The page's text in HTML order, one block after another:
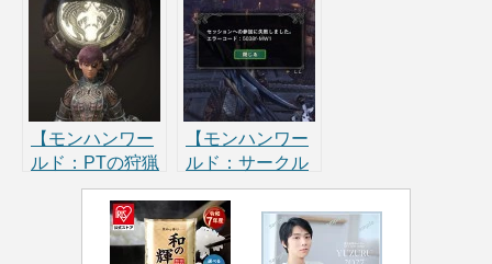
証】「ステータ
ス・回復・粉
塵・エキス・猟
虫ボーナス」オ
ススメ猟虫を探
せ！
作方法とコツ】
ジャンプ攻撃・
特殊アクショ
ン・オススメス
キル紹介！
【モンハンワー
ルド：PTの狩猟
笛が強い理由(徹
底検証)】オスス
メの旋律・武
器・装備・スキ
【モンハンワー
ルド：サークル
集会所入ったけ
ど入れてない不
具合】発生タイ
ミング・時間・